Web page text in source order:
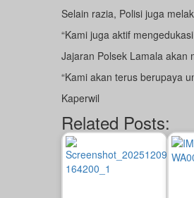
Selain razia, Polisi juga
“Kami juga aktif
Jajaran Polsek Lamala akan
“Kami akan terus berupaya
Kaperwil
Related Posts: